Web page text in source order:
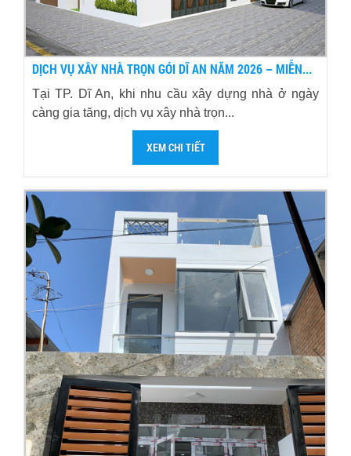
DỊCH VỤ XÂY NHÀ TRỌN GÓI DĨ AN NĂM 2026 – MIỄN...
Tại TP. Dĩ An, khi nhu cầu xây dựng nhà ở ngày
càng gia tăng, dịch vụ xây nhà trọn...
XEM CHI TIẾT